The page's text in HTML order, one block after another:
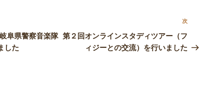
阜県警察音楽隊
した
次
投
次
第２回オンラインスタディツアー（フ
ィジーとの交流）を行いました